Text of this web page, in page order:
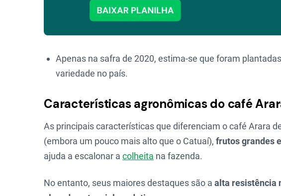
Apenas na safra de 2020, estima-se que foram
variedade no país.
Características agronômicas do café
As principais características que diferenciam o café Arara
(embora um pouco mais alto que o Catuaí), frutos grandes
ajuda a escalonar a colheita na fazenda.
No entanto, seus maiores destaques são a alta resistência